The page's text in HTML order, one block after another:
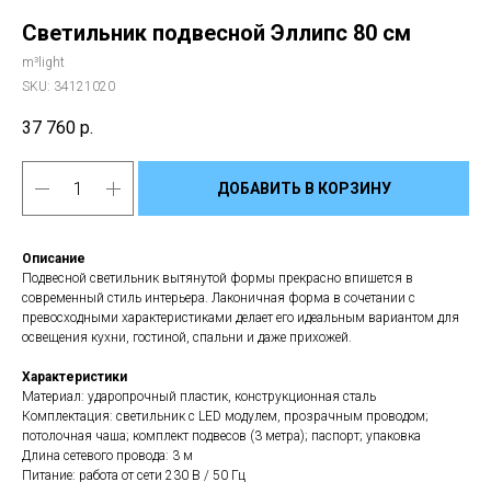
Светильник подвесной Эллипс 80 см
m³light
SKU: 34121020
37 760 р.
ДОБАВИТЬ В КОРЗИНУ
Описание
Подвесной светильник вытянутой формы прекрасно впишется в
современный стиль интерьера. Лаконичная форма в сочетании с
превосходными характеристиками делает его идеальным вариантом для
освещения кухни, гостиной, спальни и даже прихожей.
Характеристики
Материал: ударопрочный пластик, конструкционная сталь
Комплектация: светильник с LED модулем, прозрачным проводом;
потолочная чаша; комплект подвесов (3 метра); паспорт; упаковка
Длина сетевого провода: 3 м
Питание: работа от сети 230 В / 50 Гц
Все светильники